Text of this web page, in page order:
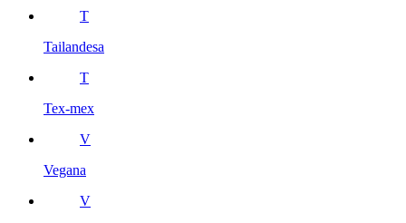
T
Tailandesa
T
Tex-mex
V
Vegana
V